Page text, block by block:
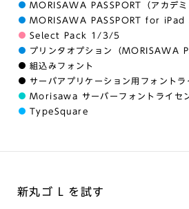
MORISAWA PASSPORT（アカデミ
MORISAWA PASSPORT for
Select Pack 1/3/5
プリンタオプション（MORISAWA
組込みフォント
サーバアプリケーション用フォントラ
Morisawa サーバーフォントライセ
TypeSquare
新丸ゴ L を試す